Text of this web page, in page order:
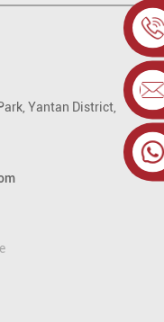
Yantan District,